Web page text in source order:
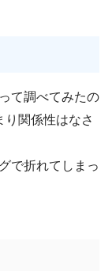
て調べてみたの
関係性はなさ
で折れてしまっ